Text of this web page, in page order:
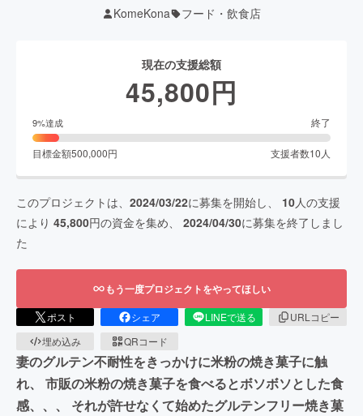
KomeKona フード・飲食店
現在の支援総額
45,800円
9%達成 終了
目標金額500,000円 支援者数10 人
このプロジェクトは、 2024/03/22に募集を開始し、 10人の支援
により 45,800円の資金を集め、 2024/04/30に募集を終了しまし
た
もう一度プロジェクトをやってほしい
ポスト シェア LINEで送る
URLコピー
埋め込み
QRコード
妻のグルテン不耐性をきっかけに米粉の焼き菓子に触
れ、 市販の米粉の焼き菓子を食べるとボソボソとした食
感、、、 それが許せなくて始めたグルテンフリー焼き菓